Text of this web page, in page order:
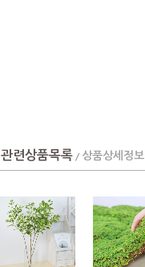
관련상품목록/ 상품상세정보